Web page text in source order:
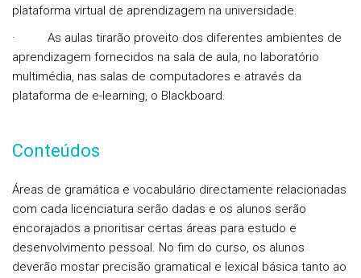
plataforma virtual de aprendizagem na universidade.
·
As aulas tirarão proveito dos diferentes ambientes de
aprendizagem fornecidos na sala de aula, no laboratório
multimédia, nas salas de computadores e através da
plataforma de e-learning, o Blackboard.
Conteúdos
Áreas de gramática e vocabulário directamente relacionadas
com cada licenciatura serão dadas e os alunos serão
encorajados a prioritisar certas áreas para estudo e
desenvolvimento pessoal. No fim do curso, os alunos
deverão mostar precisão gramatical e lexical básica tanto ao